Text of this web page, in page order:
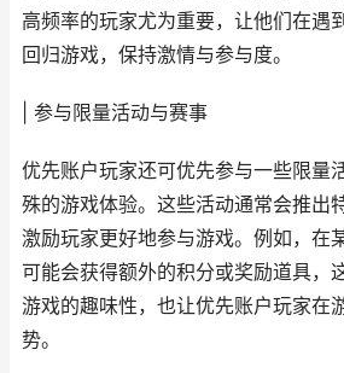
高频率的玩家尤为重要，让他们在遇
回归游戏，保持激情与参与度。
| 参与限量活动与赛事
优先账户玩家还可优先参与一些限量
殊的游戏体验。这些活动通常会推出
激励玩家更好地参与游戏。例如，在
可能会获得额外的积分或奖励道具，
游戏的趣味性，也让优先账户玩家在
势。